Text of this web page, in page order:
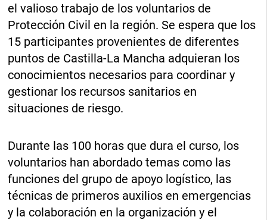
el valioso trabajo de los voluntarios de
Protección Civil en la región. Se espera que los
15 participantes provenientes de diferentes
puntos de Castilla-La Mancha adquieran los
conocimientos necesarios para coordinar y
gestionar los recursos sanitarios en
situaciones de riesgo.
Durante las 100 horas que dura el curso, los
voluntarios han abordado temas como las
funciones del grupo de apoyo logístico, las
técnicas de primeros auxilios en emergencias
y la colaboración en la organización y el